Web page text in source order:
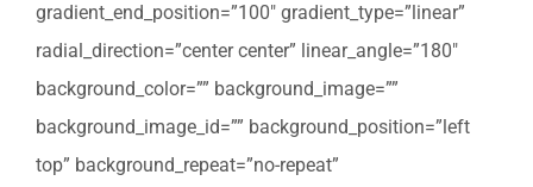
gradient_end_position=”100″ gradient_type=”linear”
radial_direction=”center center” linear_angle=”180″
background_color=”” background_image=””
background_image_id=”” background_position=”left
top” background_repeat=”no-repeat”